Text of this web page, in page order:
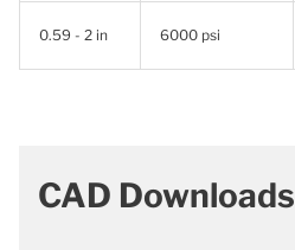
0.59 - 2 in 6000 psi
CAD Downloads